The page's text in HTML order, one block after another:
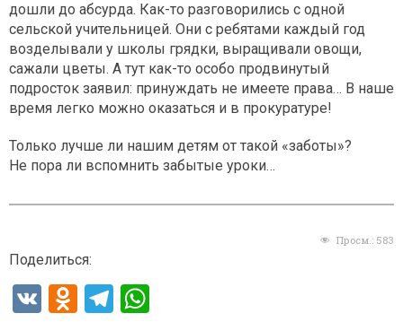
дошли до абсурда. Как-то разговорились с одной
сельской учительницей. Они с ребятами каждый год
возделывали у школы грядки, выращивали овощи,
сажали цветы. А тут как-то особо продвинутый
подросток заявил: принуждать не имеете права… В наше
время легко можно оказаться и в прокуратуре!
Только лучше ли нашим детям от такой «заботы»?
Не пора ли вспомнить забытые уроки…
Просм.: 583
Поделиться:
V
O
T